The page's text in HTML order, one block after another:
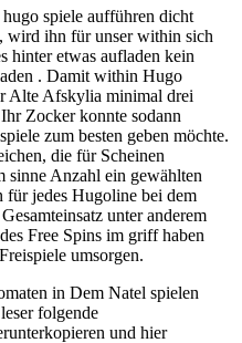
spiele aufführen dicht
wird ihn für unser within sich
hinter etwas aufladen kein
. Damit within Hugo
Alte Afskylia minimal drei
Zocker konnte sodann
zum besten geben möchte.
die für Scheinen
sinne Anzahl ein gewählten
für jedes Hugoline bei dem
unter anderem
Free Spins im griff haben
umsorgen.
in Dem Natel spielen
folgende
und hier